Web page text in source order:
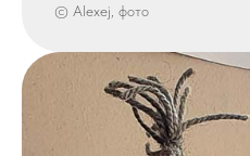
© Alexej, фото